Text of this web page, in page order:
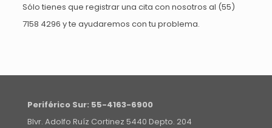
Sólo tienes que registrar una cita con nosotros al (55)
7158 4296 y te ayudaremos con tu problema.
Periférico Sur: 55-4163-6900
Blvr. Adolfo Ruíz Cortinez 5440 Depto. 204